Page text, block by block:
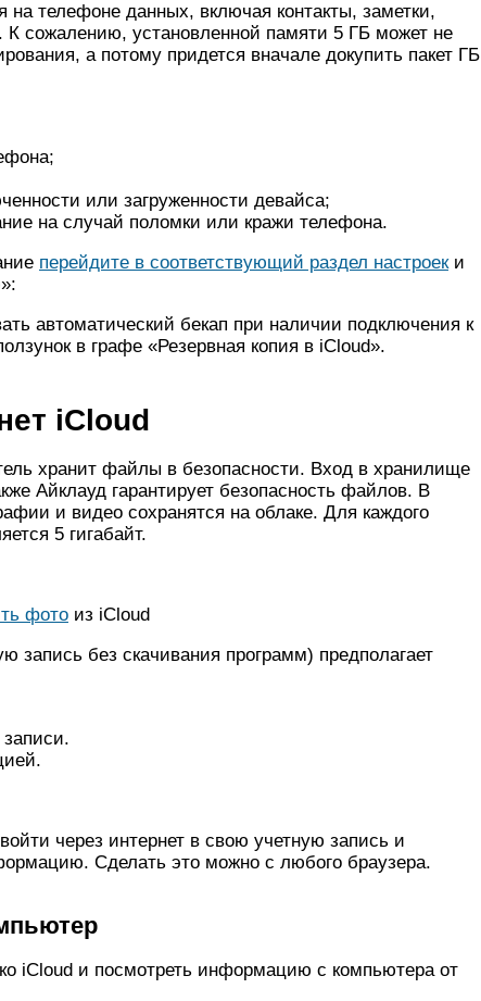
телефоне данных, включая контакты, заметки,
К сожалению, установленной памяти 5 ГБ может не
а потому придется вначале докупить пакет ГБ
или загруженности девайса;
на случай поломки или кражи телефона.
перейдите в соответствующий раздел настроеки
автоматический бекап при наличии подключения к
в графе «Резервная копия в iCloud».
iCloud
хранит файлы в безопасности. Вход в хранилище
Айклауд гарантирует безопасность файлов. В
и видео сохранятся на облаке. Для каждого
5 гигабайт.
фото из iCloud
запись без скачивания программ) предполагает
через интернет в свою учетную запись и
Сделать это можно с любого браузера.
iCloud и посмотреть информацию с компьютера от